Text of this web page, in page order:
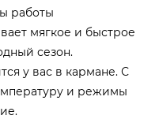
работы
мягкое и быстрое
сезон.
у вас в кармане. С
и режимы